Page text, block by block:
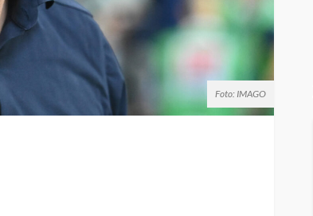
Foto: IMAGO